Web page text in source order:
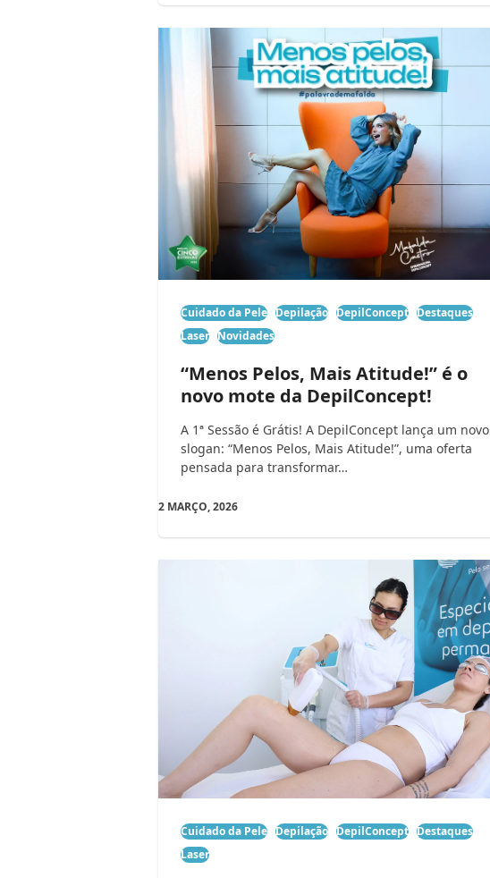
Cuidado da Pele Depilação DepilConcept Destaques
Laser Novidades
“Menos Pelos, Mais Atitude!” é o
novo mote da DepilConcept!
A 1ª Sessão é Grátis! A DepilConcept lança um novo
slogan: “Menos Pelos, Mais Atitude!”, uma oferta
pensada para transformar…
2 MARÇO, 2026
Cuidado da Pele Depilação DepilConcept Destaques
Laser